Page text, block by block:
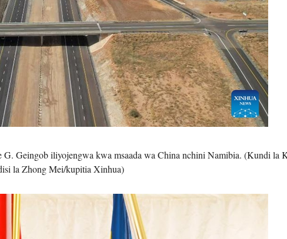
Geingob iliyojengwa kwa msaada wa China nchini Namibia. (Kundi la
la Zhong Mei/kupitia Xinhua)